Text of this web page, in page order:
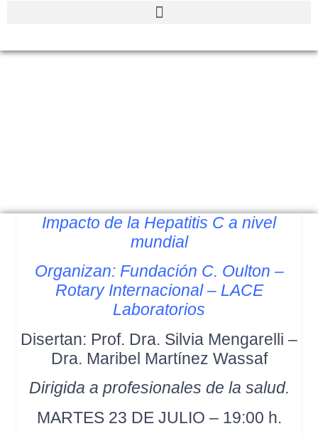
Impacto de la Hepatitis C a nivel
mundial
Organizan: Fundación C. Oulton –
Rotary Internacional – LACE
Laboratorios
Disertan: Prof. Dra. Silvia Mengarelli –
Dra. Maribel Martínez Wassaf
Dirigida a profesionales de la salud.
MARTES 23 DE JULIO – 19:00 h.